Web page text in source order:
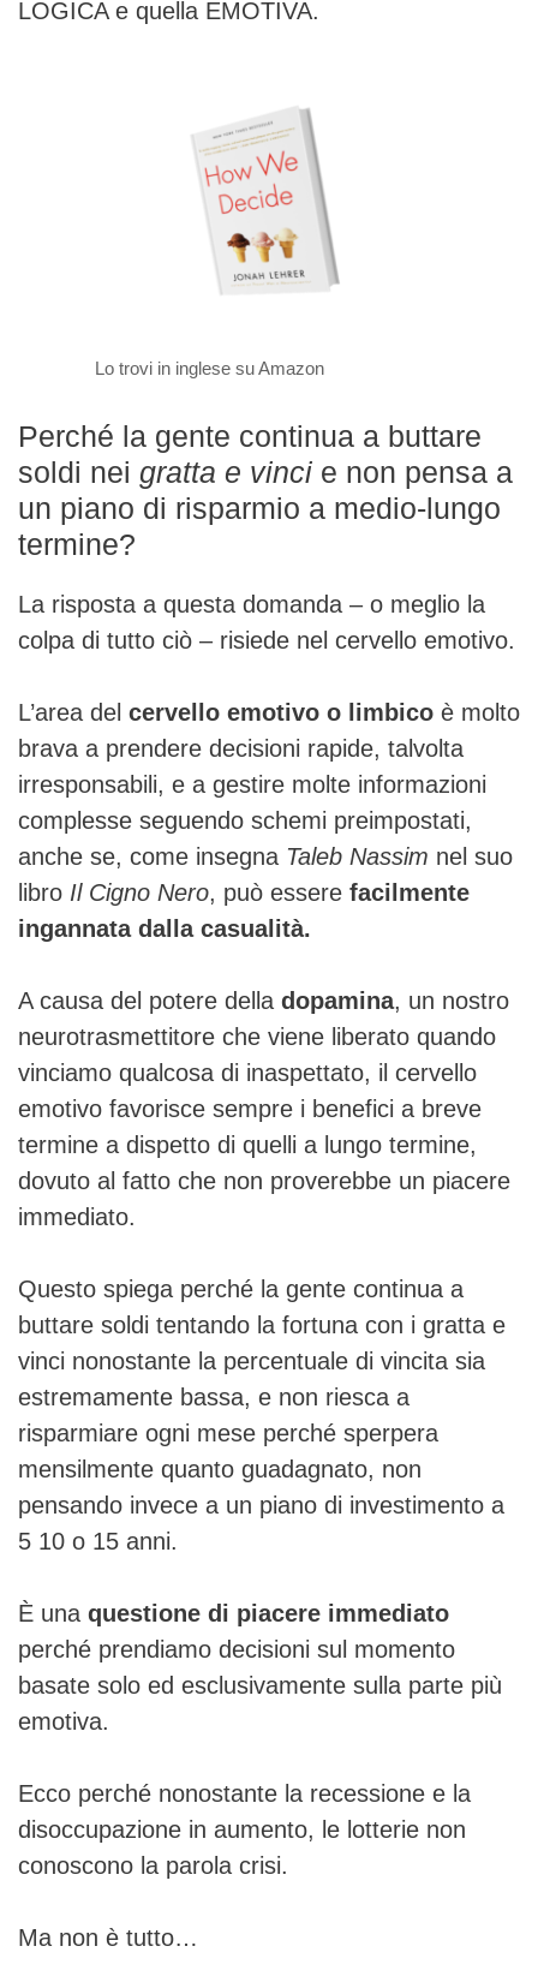
LOGICA e quella EMOTIVA.
Lo trovi in inglese su Amazon
Perché la gente continua a buttare
soldi nei gratta e vinci e non pensa a
un piano di risparmio a medio-lungo
termine?
La risposta a questa domanda – o meglio la
colpa di tutto ciò – risiede nel cervello emotivo.
L’area del cervello emotivo o limbico è molto
brava a prendere decisioni rapide, talvolta
irresponsabili, e a gestire molte informazioni
complesse seguendo schemi preimpostati,
anche se, come insegna Taleb Nassim nel suo
libro Il Cigno Nero, può essere facilmente
ingannata dalla casualità.
A causa del potere della dopamina, un nostro
neurotrasmettitore che viene liberato quando
vinciamo qualcosa di inaspettato, il cervello
emotivo favorisce sempre i benefici a breve
termine a dispetto di quelli a lungo termine,
dovuto al fatto che non proverebbe un piacere
immediato.
Questo spiega perché la gente continua a
buttare soldi tentando la fortuna con i gratta e
vinci nonostante la percentuale di vincita sia
estremamente bassa, e non riesca a
risparmiare ogni mese perché sperpera
mensilmente quanto guadagnato, non
pensando invece a un piano di investimento a
5 10 o 15 anni.
È una questione di piacere immediato
perché prendiamo decisioni sul momento
basate solo ed esclusivamente sulla parte più
emotiva.
Ecco perché nonostante la recessione e la
disoccupazione in aumento, le lotterie non
conoscono la parola crisi.
Ma non è tutto…